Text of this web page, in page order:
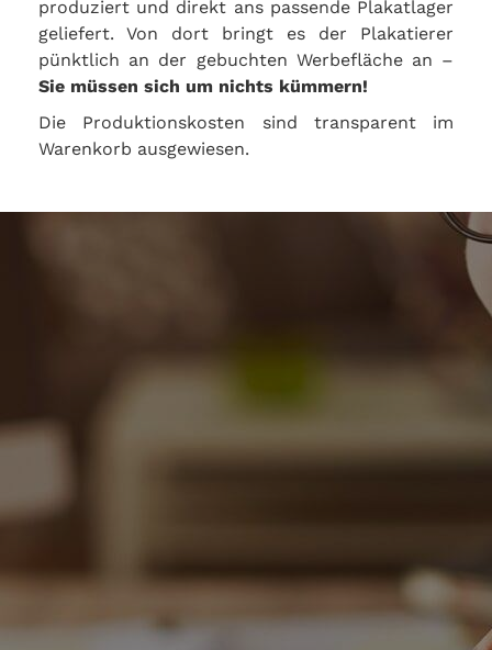
produziert und direkt ans passende Plakatlager
geliefert. Von dort bringt es der Plakatierer
pünktlich an der gebuchten Werbefläche an –
Sie müssen sich um nichts kümmern!
Die Produktionskosten sind transparent im
Warenkorb ausgewiesen.